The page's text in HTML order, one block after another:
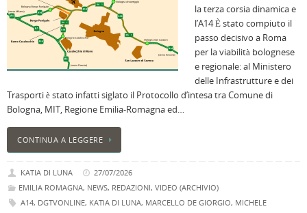
l’A14 È stato compiuto il
passo decisivo a Roma
per la viabilità bolognese
e regionale: al Ministero
delle Infrastrutture e dei
Trasporti è stato infatti siglato il Protocollo d’intesa tra Comune di
Bologna, MIT, Regione Emilia-Romagna ed…
CONTINUA A LEGGERE
EMILIA ROMAGNA ,NEWS,REDAZIONI
A14,DGTVONLINE ,KATIA DI LUNA,MARCELLO DE GIORGIO
CAMPANIELLO,MICHELE DE PASCALE, PASSANTE DI BOLOGNA